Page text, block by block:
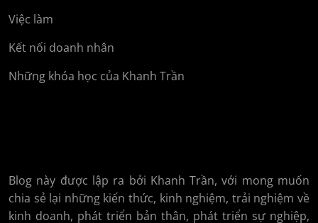
Việc làm
Kết nối doanh nhân
Những khóa học của Khanh Trần
Blog này được lập ra bởi Khanh Trần, với mong muốn
chia sẻ lại những kiến thức, kinh nghiệm, trải nghiệm về
kinh doanh, phát triển bản thân, phát triển sự nghiệp,